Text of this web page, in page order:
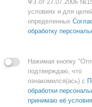
ФЗ от 27.07.2006
условиях и для
определенных
обработку
Нажимая кнопку
подтверждаю, что
ознакомился(ась) с
обработки
принимаю её условия